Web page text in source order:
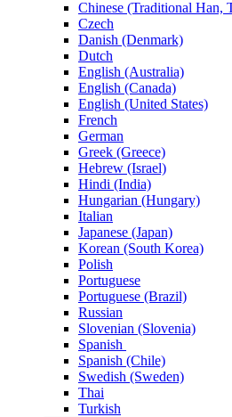
Chinese (Traditional Han,
Czech
Danish (Denmark)
Dutch
English (Australia)
English (Canada)
English (United States)
French
German
Greek (Greece)
Hebrew (Israel)
Hindi (India)
Hungarian (Hungary)
Italian
Japanese (Japan)
Korean (South Korea)
Polish
Portuguese
Portuguese (Brazil)
Russian
Slovenian (Slovenia)
Spanish
Spanish (Chile)
Swedish (Sweden)
Thai
Turkish